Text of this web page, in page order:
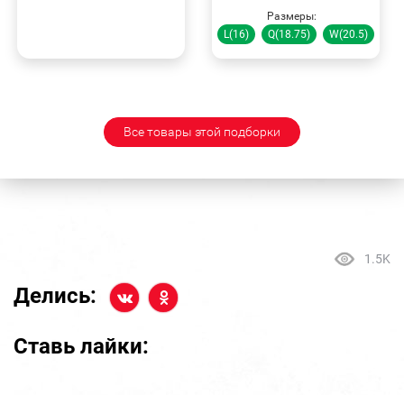
Размеры:
L(16)
Q(18.75) W(20.5)
Все товары этой подборки
1.5K
Делись:
Ставь лайки: